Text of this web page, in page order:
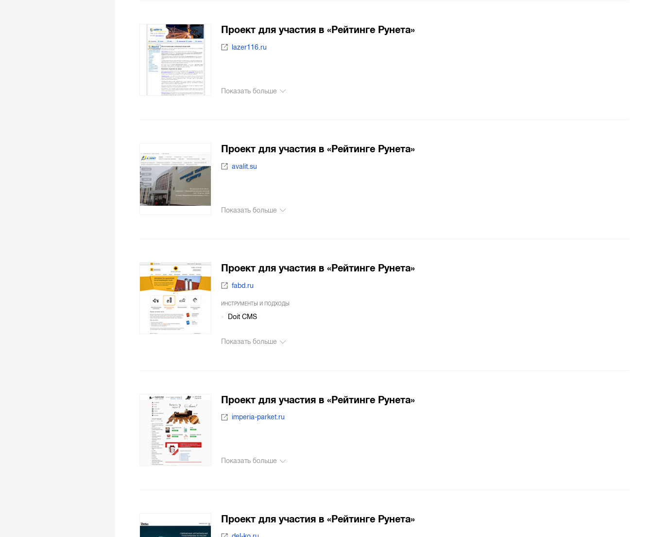
Проект для участия в «Рейтинге Рунета»
lazer116.ru
Показать больше
Проект для участия в «Рейтинге Рунета»
avalit.su
Показать больше
Проект для участия в «Рейтинге Рунета»
fabd.ru
ИНСТРУМЕНТЫ И ПОДХОДЫ
Doit CMS
Показать больше
Проект для участия в «Рейтинге Рунета»
imperia-parket.ru
Показать больше
Проект для участия в «Рейтинге Рунета»